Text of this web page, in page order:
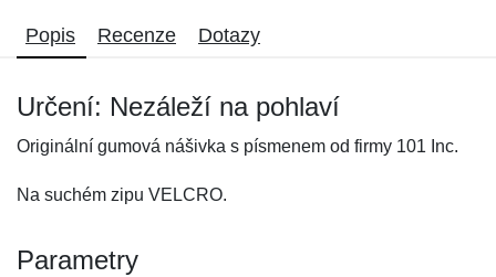
Popis Recenze Dotazy
Určení: Nezáleží na pohlaví
Originální gumová nášivka s písmenem od firmy 101 Inc.
Na suchém zipu VELCRO.
Parametry